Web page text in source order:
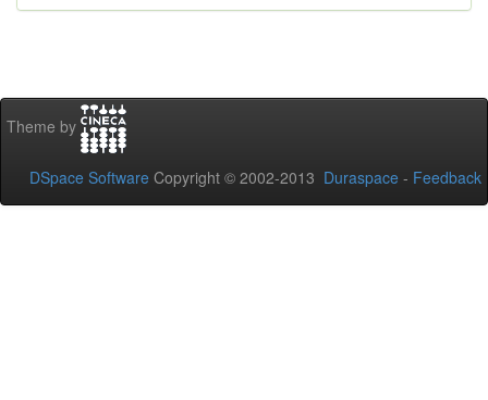
Theme by
DSpace Software Copyright © 2002-2013 Duraspace - Feedback